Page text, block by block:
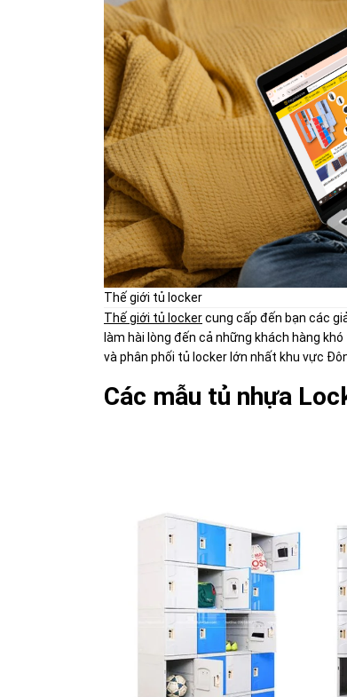
Thế giới tủ locker
Thế giới tủ lockercung cấp đến bạn các
làm hài lòng đến cả những khách hàng
và phân phối tủ locker lớn nhất khu vực
Các mẫu tủ nhựa